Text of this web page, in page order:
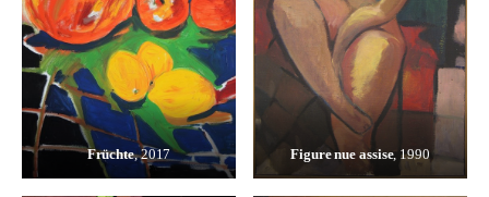
Früchte, 2017 Figure nue assise, 1990